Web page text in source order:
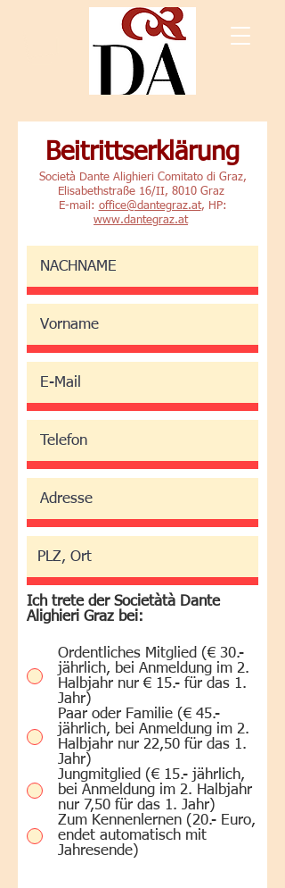
Beitrittserklärung
Società Dante Alighieri Comitato di Graz,
Elisabethstraße 16/II, 8010 Graz
E-mail: office@dantegraz.at, HP:
www.dantegraz.at
Ich trete der Societàtà Dante
Alighieri Graz bei:
Ordentliches Mitglied (€ 30.-
jährlich, bei Anmeldung im 2.
Halbjahr nur € 15.- für das 1.
Jahr)
Paar oder Familie (€ 45.-
jährlich, bei Anmeldung im 2.
Halbjahr nur 22,50 für das 1.
Jahr)
Jungmitglied (€ 15.- jährlich,
bei Anmeldung im 2. Halbjahr
nur 7,50 für das 1. Jahr)
Zum Kennenlernen (20.- Euro,
endet automatisch mit
Jahresende)